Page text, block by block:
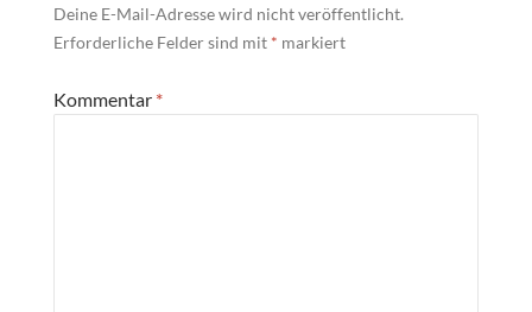
Deine E-Mail-Adresse wird nicht veröffentlicht.
Erforderliche Felder sind mit * markiert
Kommentar *